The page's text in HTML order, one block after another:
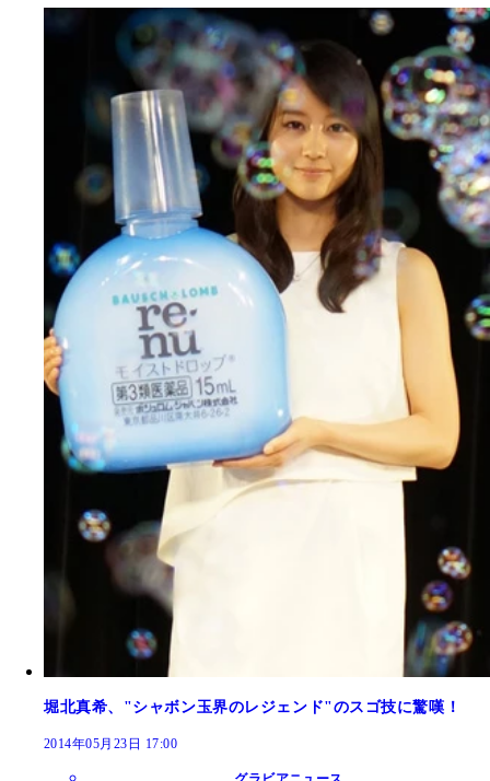
堀北真希、"シャボン玉界のレジェンド"のスゴ技に驚嘆！
2014年05月23日 17:00